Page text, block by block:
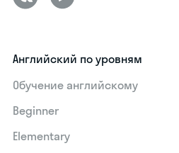
Английский по уровням
Обучение английскому
Beginner
Elementary